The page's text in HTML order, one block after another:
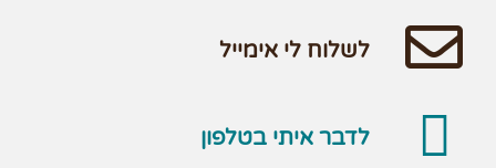
לשלוח לי אימייל
לדבר איתי בטלפון